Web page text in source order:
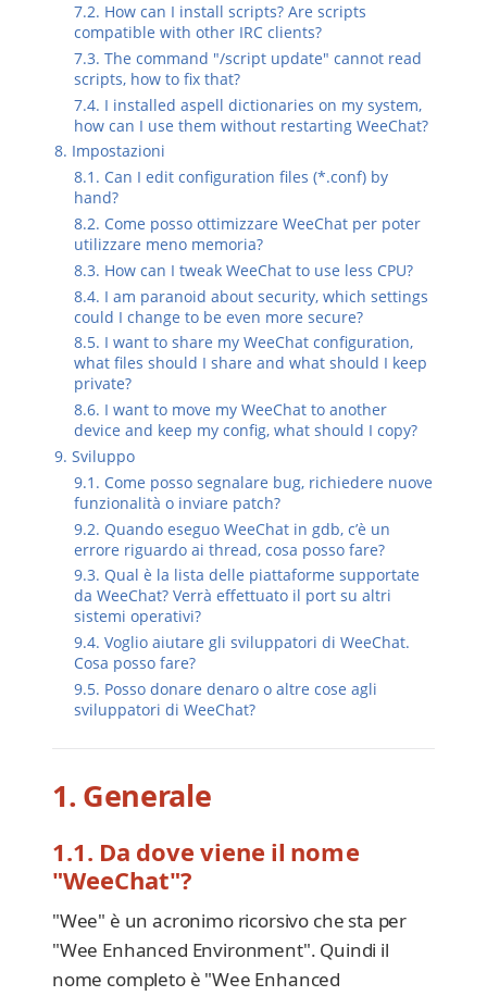
7.2. How can I install scripts? Are scripts
compatible with other IRC clients?
7.3. The command "/script update" cannot read
scripts, how to fix that?
7.4. I installed aspell dictionaries on my system,
how can I use them without restarting WeeChat?
8. Impostazioni
8.1. Can I edit configuration files (*.conf) by
hand?
8.2. Come posso ottimizzare WeeChat per poter
utilizzare meno memoria?
8.3. How can I tweak WeeChat to use less CPU?
8.4. I am paranoid about security, which settings
could I change to be even more secure?
8.5. I want to share my WeeChat configuration,
what files should I share and what should I keep
private?
8.6. I want to move my WeeChat to another
device and keep my config, what should I copy?
9. Sviluppo
9.1. Come posso segnalare bug, richiedere nuove
funzionalità o inviare patch?
9.2. Quando eseguo WeeChat in gdb, c’è un
errore riguardo ai thread, cosa posso fare?
9.3. Qual è la lista delle piattaforme supportate
da WeeChat? Verrà effettuato il port su altri
sistemi operativi?
9.4. Voglio aiutare gli sviluppatori di WeeChat.
Cosa posso fare?
9.5. Posso donare denaro o altre cose agli
sviluppatori di WeeChat?
1. Generale
1.1. Da dove viene il nome
"WeeChat"?
"Wee" è un acronimo ricorsivo che sta per
"Wee Enhanced Environment". Quindi il
nome completo è "Wee Enhanced